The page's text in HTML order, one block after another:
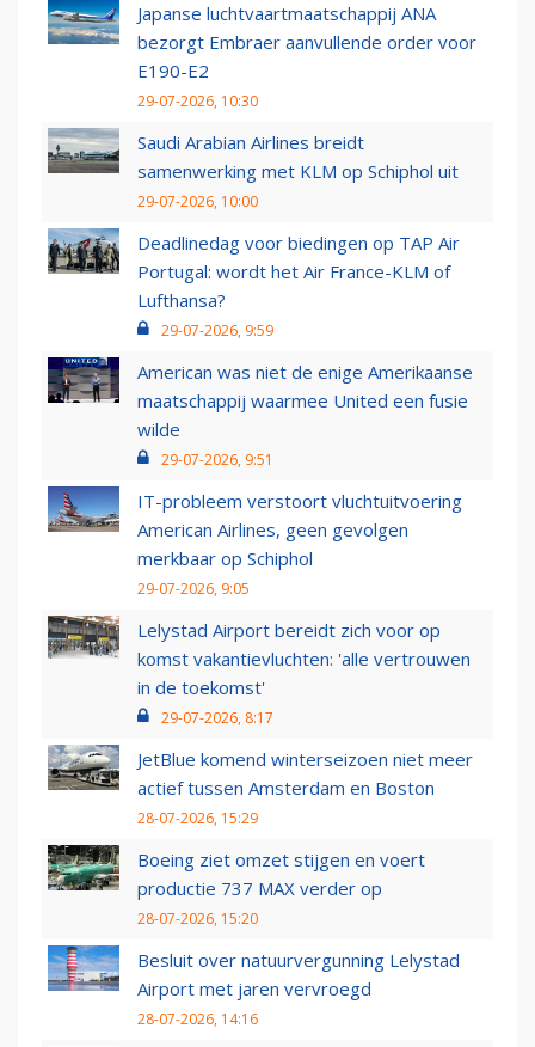
Japanse luchtvaartmaatschappij ANA
bezorgt Embraer aanvullende order voor
E190-E2
29-07-2026, 10:30
Saudi Arabian Airlines breidt
samenwerking met KLM op Schiphol uit
29-07-2026, 10:00
Deadlinedag voor biedingen op TAP Air
Portugal: wordt het Air France-KLM of
Lufthansa?
29-07-2026, 9:59
American was niet de enige Amerikaanse
maatschappij waarmee United een fusie
wilde
29-07-2026, 9:51
IT-probleem verstoort vluchtuitvoering
American Airlines, geen gevolgen
merkbaar op Schiphol
29-07-2026, 9:05
Lelystad Airport bereidt zich voor op
komst vakantievluchten: 'alle vertrouwen
in de toekomst'
29-07-2026, 8:17
JetBlue komend winterseizoen niet meer
actief tussen Amsterdam en Boston
28-07-2026, 15:29
Boeing ziet omzet stijgen en voert
productie 737 MAX verder op
28-07-2026, 15:20
Besluit over natuurvergunning Lelystad
Airport met jaren vervroegd
28-07-2026, 14:16